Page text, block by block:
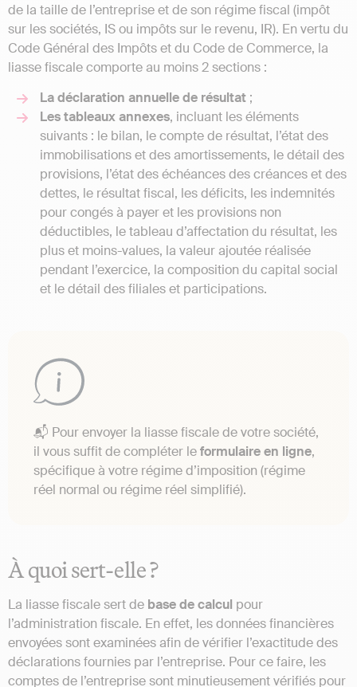
de la taille de l’entreprise et de son régime fiscal (impôt
sur les sociétés, IS ou impôts sur le revenu, IR). En vertu du
Code Général des Impôts et du Code de Commerce, la
liasse fiscale comporte au moins 2 sections :
La déclaration annuelle de résultat ;
Les tableaux annexes, incluant les éléments
suivants : le bilan, le compte de résultat, l’état des
immobilisations et des amortissements, le détail des
provisions, l’état des échéances des créances et des
dettes, le résultat fiscal, les déficits, les indemnités
pour congés à payer et les provisions non
déductibles, le tableau d’affectation du résultat, les
plus et moins-values, la valeur ajoutée réalisée
pendant l’exercice, la composition du capital social
et le détail des filiales et participations.
📬 Pour envoyer la liasse fiscale de votre société,
il vous suffit de compléter leformulaire en ligne,
spécifique à votre régime d’imposition (régime
réel normal ou régime réel simplifié).
À quoi sert-elle ?
La liasse fiscale sert de base de calcul pour
l’administration fiscale. En effet, les données financières
envoyées sont examinées afin de vérifier l’exactitude des
déclarations fournies par l’entreprise. Pour ce faire, les
comptes de l’entreprise sont minutieusement vérifiés pour